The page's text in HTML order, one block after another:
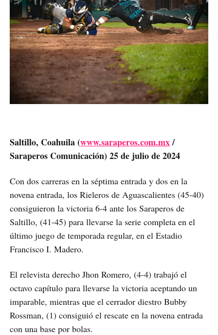
Saltillo, Coahuila (www.saraperos.com.mx/
Saraperos Comunicación) 25 de julio de 2024
Con dos carreras en la séptima entrada y dos en la
novena entrada, los Rieleros de Aguascalientes (45-40)
consiguieron la victoria 6-4 ante los Saraperos de
Saltillo, (41-45) para llevarse la serie completa en el
último juego de temporada regular, en el Estadio
Francisco I. Madero.
El relevista derecho Jhon Romero, (4-4) trabajó el
octavo capítulo para llevarse la victoria aceptando un
imparable, mientras que el cerrador diestro Bubby
Rossman, (1) consiguió el rescate en la novena entrada
con una base por bolas.